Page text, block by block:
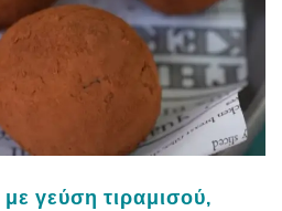
γεύση τιραμισού,